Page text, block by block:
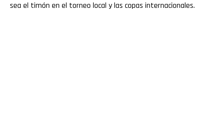
sea el timón en el torneo local y las copas internacionales.